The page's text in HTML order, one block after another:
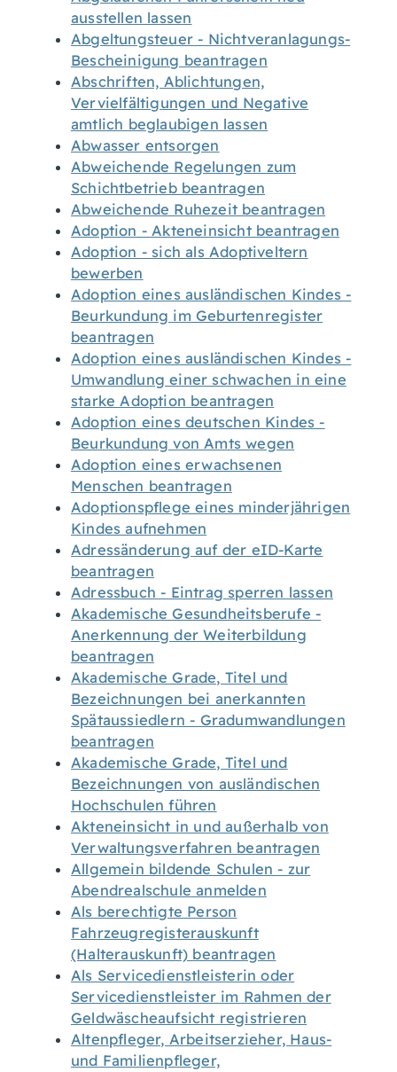
ausstellen lassen
Abgeltungsteuer - Nichtveranlagungs-
Bescheinigung beantragen
Abschriften, Ablichtungen,
Vervielfältigungen und Negative
amtlich beglaubigen lassen
Abwasser entsorgen
Abweichende Regelungen zum
Schichtbetrieb beantragen
Abweichende Ruhezeit beantragen
Adoption - Akteneinsicht beantragen
Adoption - sich als Adoptiveltern
bewerben
Adoption eines ausländischen Kindes -
Beurkundung im Geburtenregister
beantragen
Adoption eines ausländischen Kindes -
Umwandlung einer schwachen in eine
starke Adoption beantragen
Adoption eines deutschen Kindes -
Beurkundung von Amts wegen
Adoption eines erwachsenen
Menschen beantragen
Adoptionspflege eines minderjährigen
Kindes aufnehmen
Adressänderung auf der eID-Karte
beantragen
Adressbuch - Eintrag sperren lassen
Akademische Gesundheitsberufe -
Anerkennung der Weiterbildung
beantragen
Akademische Grade, Titel und
Bezeichnungen bei anerkannten
Spätaussiedlern - Gradumwandlungen
beantragen
Akademische Grade, Titel und
Bezeichnungen von ausländischen
Hochschulen führen
Akteneinsicht in und außerhalb von
Verwaltungsverfahren beantragen
Allgemein bildende Schulen - zur
Abendrealschule anmelden
Als berechtigte Person
Fahrzeugregisterauskunft
(Halterauskunft) beantragen
Als Servicedienstleisterin oder
Servicedienstleister im Rahmen der
Geldwäscheaufsicht registrieren
Altenpfleger, Arbeitserzieher, Haus-
und Familienpfleger,